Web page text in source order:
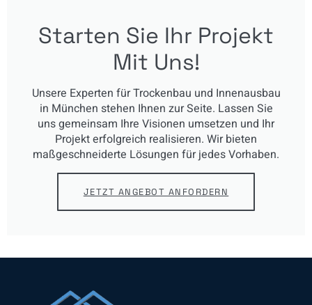
Starten Sie Ihr Projekt
Mit Uns!
Unsere Experten für Trockenbau und Innenausbau
in München stehen Ihnen zur Seite. Lassen Sie
uns gemeinsam Ihre Visionen umsetzen und Ihr
Projekt erfolgreich realisieren. Wir bieten
maßgeschneiderte Lösungen für jedes Vorhaben.
JETZT ANGEBOT ANFORDERN